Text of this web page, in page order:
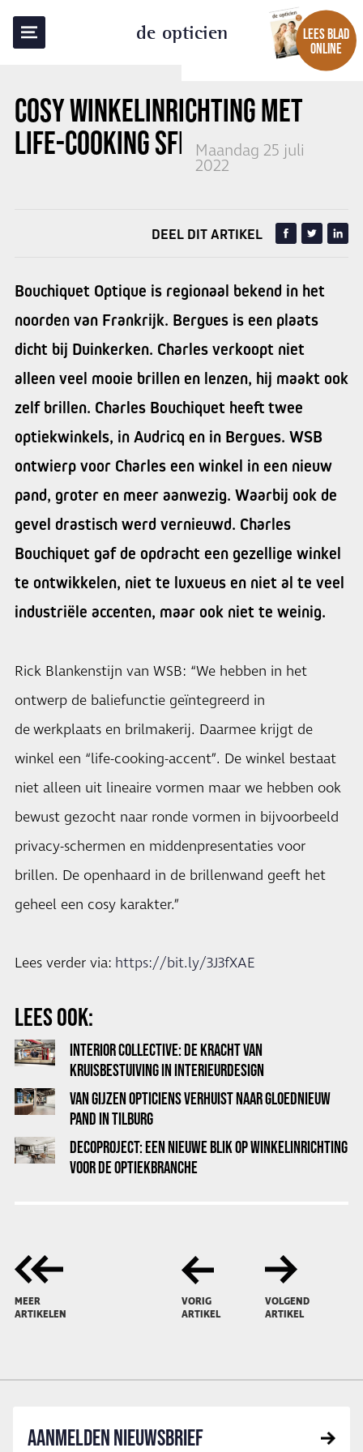
de opticien
LEES BLAD
ONLINE
COSY WINKELINRICHTINGMET
LIFE-COOKING SFEERMaandag 25 juli
2022
TERUG NAAR OVERZICHT
DEEL DIT ARTIKEL
Bouchiquet Optique is regionaal bekend in het
noorden van Frankrijk. Bergues is een plaats
dicht bij Duinkerken. Charles verkoopt niet
alleen veel mooie brillen en lenzen, hij maakt ook
zelf brillen. Charles Bouchiquet heeft twee
optiekwinkels, in Audricq en in Bergues. WSB
ontwierp voor Charles een winkel in een nieuw
pand, groter en meer aanwezig. Waarbij ook de
gevel drastisch werd vernieuwd. Charles
Bouchiquet gaf de opdracht een gezellige winkel
te ontwikkelen, niet te luxueus en niet al te veel
industriële accenten, maar ook niet te weinig.
Rick Blankenstijn van WSB: “We hebben in het
ontwerp de baliefunctie geïntegreerd in
de werkplaats en brilmakerij. Daarmee krijgt de
winkel een “life-cooking-accent”. De winkel bestaat
niet alleen uit lineaire vormen maar we hebben ook
bewust gezocht naar ronde vormen in bijvoorbeeld
privacy-schermen en middenpresentaties voor
brillen. De openhaard in de brillenwand geeft het
geheel een cosy karakter.”
Lees verder via: https://bit.ly/3J3fXAE
LEES OOK:
INTERIOR COLLECTIVE: DE KRACHT VAN
KRUISBESTUIVING IN INTERIEURDESIGN
VAN GIJZEN OPTICIENS VERHUIST NAAR GLOEDNIEUW
PAND IN TILBURG
DECOPROJECT: EEN NIEUWE BLIK OP WINKELINRICHTING
VOOR DE OPTIEKBRANCHE
MEER
ARTIKELEN
VORIG
ARTIKEL
VOLGEND
ARTIKEL
AANMELDEN NIEUWSBRIEF